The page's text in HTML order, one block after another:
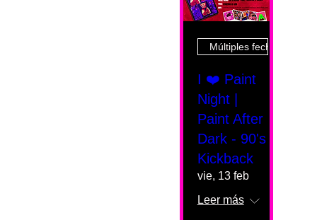
Múltiples fechas
I ❤️ Paint
Night |
Paint After
Dark - 90's
Kickback
vie, 13 feb
Leer más